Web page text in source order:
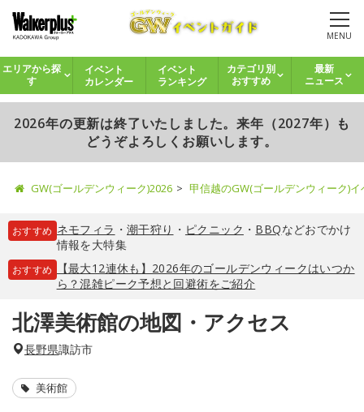
MENU
エリアから探
す
イベント
カレンダー
イベント
ランキング
カテゴリ別
おすすめ
最新
ニュース
2026年の更新は終了いたしました。来年（2027年）も
どうぞよろしくお願いします。
GW(ゴールデンウィーク)2026 甲信越のGW(ゴールデンウィーク)
おすすめ ネモフィラ ・ 潮干狩り ・ ピクニック ・ BBQなどおでかけ
情報を大特集
おすすめ
【最大12連休も】2026年のゴールデンウィークはいつか
ら？混雑ピーク予想と回避術をご紹介
北澤美術館の地図・アクセス
長野県諏訪市
美術館